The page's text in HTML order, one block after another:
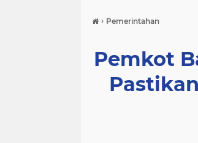
› Pemerintahan
Pemkot